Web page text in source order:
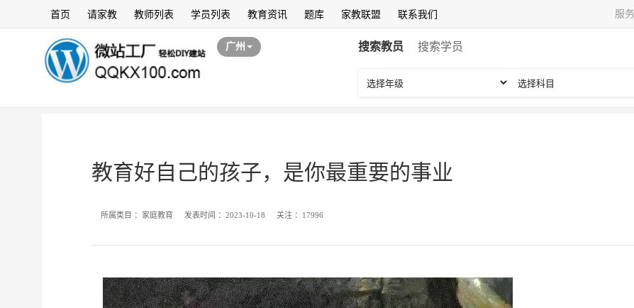
服
首页 请家教 教师列表 学员列表 教育资讯 题库 家教联盟 联系我们
广州 搜索教员 搜索学员
教育好自己的孩子，是你最重要的事业
所属类目 ： 家庭教育 发表时间 ：2023-10-18 关注 ： 17996